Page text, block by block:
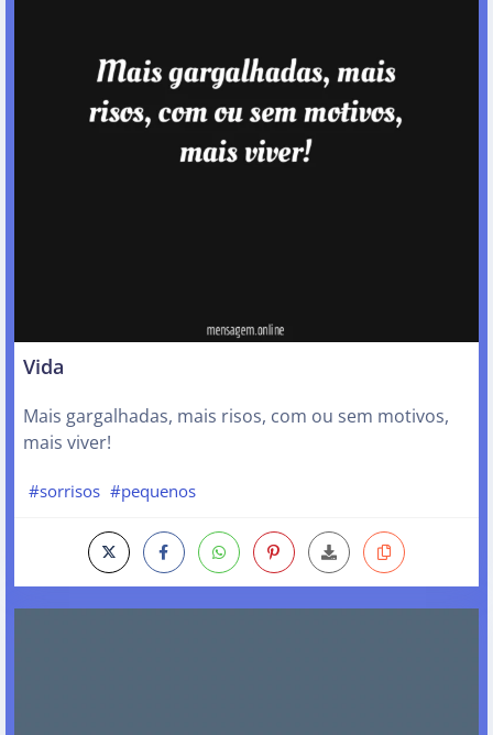
Vida
Mais gargalhadas, mais risos, com ou sem motivos,
mais viver!
#sorrisos #pequenos